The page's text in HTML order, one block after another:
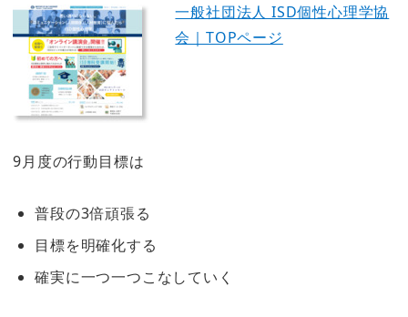
一般社団法人 ISD個性心理学協
会｜TOPページ
9月度の行動目標は
普段の3倍頑張る
目標を明確化する
確実に一つ一つこなしていく